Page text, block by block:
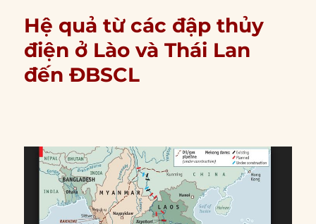
Hệ quả từ các đập thủy
điện ở Lào và Thái Lan
đến ĐBSCL